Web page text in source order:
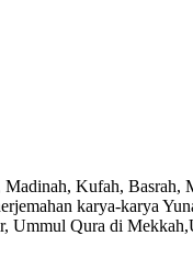
Kufah, Basrah,
karya-karya
Qura di